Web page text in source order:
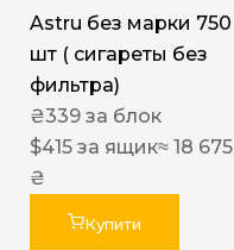
Astru без марки 750
шт ( сигареты без
фильтра)
₴339 за блок
$415 за ящик≈ 18 675
₴
Купити